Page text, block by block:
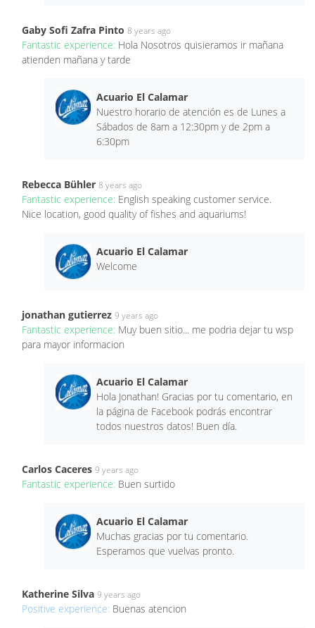
Gaby Sofi Zafra Pinto 8 years ago
Fantastic experience: Hola Nosotros quisieramos ir mañana
atienden mañana y tarde
Acuario El Calamar
Nuestro horario de atención es de Lunes a
Sábados de 8am a 12:30pm y de 2pm a
6:30pm
Rebecca Bühler 8 years ago
Fantastic experience: English speaking customer service.
Nice location, good quality of fishes and aquariums!
Acuario El Calamar
Welcome
jonathan gutierrez 9 years ago
Fantastic experience: Muy buen sitio... me podria dejar tu wsp
para mayor informacion
Acuario El Calamar
Hola Jonathan! Gracias por tu comentario, en
la página de Facebook podrás encontrar
todos nuestros datos! Buen día.
Carlos Caceres 9 years ago
Fantastic experience: Buen surtido
Acuario El Calamar
Muchas gracias por tu comentario.
Esperamos que vuelvas pronto.
Katherine Silva 9 years ago
Positive experience: Buenas atencion